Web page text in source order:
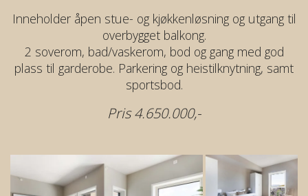
Inneholder åpen stue- og kjøkkenløsning og utgang til
overbygget balkong.
2 soverom, bad/vaskerom, bod og gang med god
plass til garderobe. Parkering og heistilknytning, samt
sportsbod.
Pris 4.650.000,-